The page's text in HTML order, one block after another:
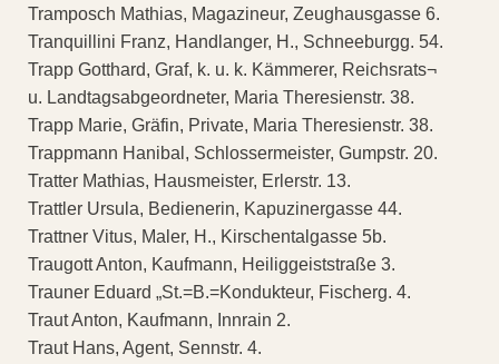
Tramposch Mathias, Magazineur, Zeughausgasse 6.
Tranquillini Franz, Handlanger, H., Schneeburgg. 54.
Trapp Gotthard, Graf, k. u. k. Kämmerer, Reichsrats¬
u. Landtagsabgeordneter, Maria Theresienstr. 38.
Trapp Marie, Gräfin, Private, Maria Theresienstr. 38.
Trappmann Hanibal, Schlossermeister, Gumpstr. 20.
Tratter Mathias, Hausmeister, Erlerstr. 13.
Trattler Ursula, Bedienerin, Kapuzinergasse 44.
Trattner Vitus, Maler, H., Kirschentalgasse 5b.
Traugott Anton, Kaufmann, Heiliggeiststraße 3.
Trauner Eduard „St.=B.=Kondukteur, Fischerg. 4.
Traut Anton, Kaufmann, Innrain 2.
Traut Hans, Agent, Sennstr. 4.